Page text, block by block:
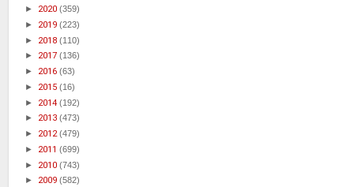
► 2020 (359)
► 2019 (223)
► 2018 (110)
► 2017 (136)
► 2016 (63)
► 2015 (16)
► 2014 (192)
► 2013 (473)
► 2012(479)
► 2011 (699)
► 2010 (743)
► 2009 (582)